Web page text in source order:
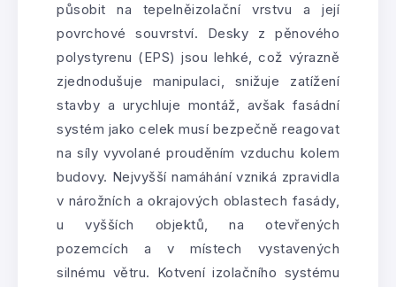
působit na tepelněizolační vrstvu a její
povrchové souvrství. Desky z pěnového
polystyrenu (EPS) jsou lehké, což výrazně
zjednodušuje manipulaci, snižuje zatížení
stavby a urychluje montáž, avšak fasádní
systém jako celek musí bezpečně reagovat
na síly vyvolané prouděním vzduchu kolem
budovy. Nejvyšší namáhání vzniká zpravidla
v nárožních a okrajových oblastech fasády,
u vyšších objektů, na otevřených
pozemcích a v místech vystavených
silnému větru. Kotvení izolačního systému